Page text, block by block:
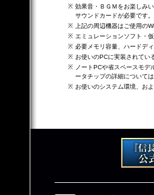
※ 効果音・ＢＧＭをお楽しみ
サウンドカードが必要です。
※
上記の周辺機器はご使用の
※ エミュレーションソフト・
※ 必要メモリ容量、ハードデ
※ お使いのPCに実装されてい
※
ノートPCや省スペースモ
ータチップの詳細について
※ お使いのシステム環境、お